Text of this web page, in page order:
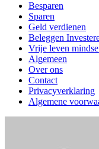
Besparen
Sparen
Geld verdienen
Beleggen
Vrije leven
Algemeen
Over ons
Contact
Privacyverklaring
Algemene